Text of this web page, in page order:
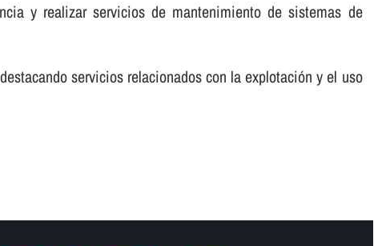
y realizar servicios de mantenimiento de sistemas de
servicios relacionados con la explotación y el uso